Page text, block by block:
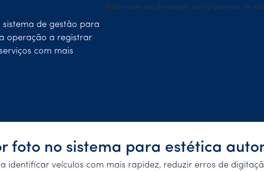
de gestão para
operação a registrar
com mais
foto no sistema para estética
identificar veículos com mais rapidez, reduzir erros de